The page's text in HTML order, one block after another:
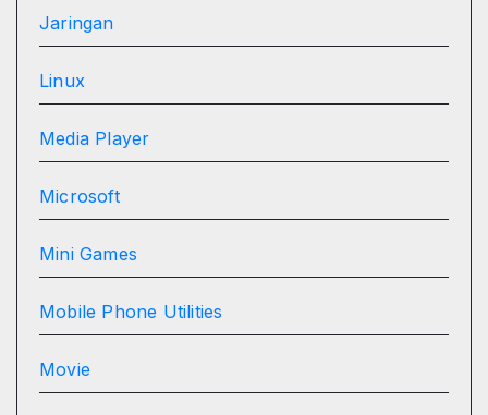
Jaringan
Linux
Media Player
Microsoft
Mini Games
Mobile Phone Utilities
Movie